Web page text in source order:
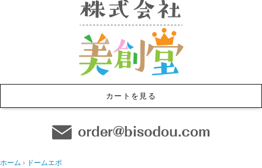
カートを見る
ホーム ドームエポ